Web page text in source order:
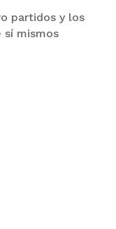
partidos y los
sí mismos